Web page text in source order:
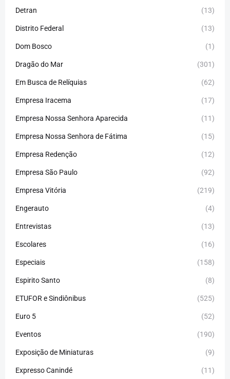
Detran (13)
Distrito Federal (13)
Dom Bosco (1)
Dragão do Mar (301)
Em Busca de Relíquias (62)
Empresa Iracema (17)
Empresa Nossa Senhora Aparecida (11)
Empresa Nossa Senhora de Fátima (15)
Empresa Redenção (12)
Empresa São Paulo (92)
Empresa Vitória (219)
Engerauto (4)
Entrevistas (13)
Escolares (16)
Especiais (158)
Espirito Santo (8)
ETUFOR e Sindiônibus (525)
Euro 5 (52)
Eventos (190)
Exposição de Miniaturas (9)
Expresso Canindé (11)